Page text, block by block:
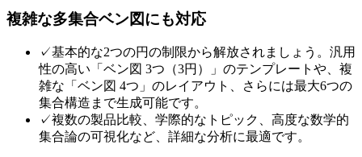
複雑な多集合ベン図にも対応
✓基本的な2つの円の制限から解放されましょう。汎用
性の高い「ベン図 3つ（3円）」のテンプレートや、複
雑な「ベン図 4つ」のレイアウト、さらには最大6つの
集合構造まで生成可能です。
✓複数の製品比較、学際的なトピック、高度な数学的
集合論の可視化など、詳細な分析に最適です。